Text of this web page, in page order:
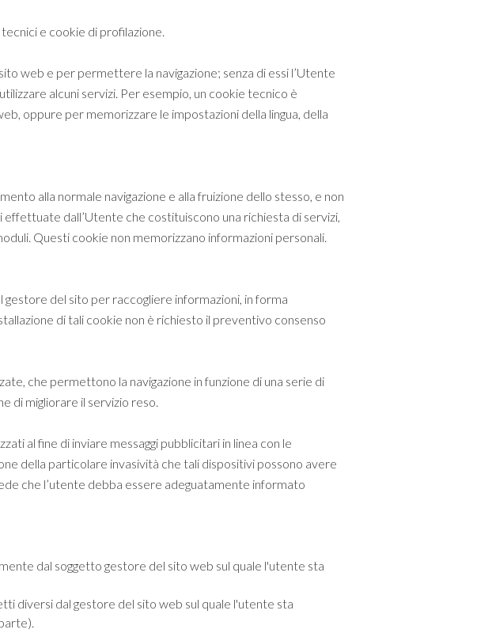
e cookie di profilazione.
web e per permettere la navigazione; senza di essi l’Utente
alcuni servizi. Per esempio, un cookie tecnico è
oppure per memorizzare le impostazioni della lingua, della
alla normale navigazione e alla fruizione dello stesso, e non
dall’Utente che costituiscono una richiesta di servizi,
Questi cookie non memorizzano informazioni personali.
del sito per raccogliere informazioni, in forma
di tali cookie non è richiesto il preventivo consenso
che permettono la navigazione in funzione di una serie di
di migliorare il servizio reso.
al fine di inviare messaggi pubblicitari in linea con le
della particolare invasività che tali dispositivi possono avere
che l’utente debba essere adeguatamente informato
dal soggetto gestore del sito web sul quale l'utente sta
diversi dal gestore del sito web sul quale l'utente sta